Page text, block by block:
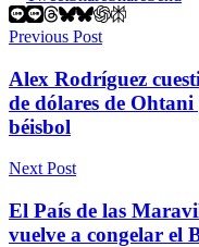
Previous Post
Alex Rodríguez
de dólares de
béisbol
Next Post
El País de las
vuelve a congelar el